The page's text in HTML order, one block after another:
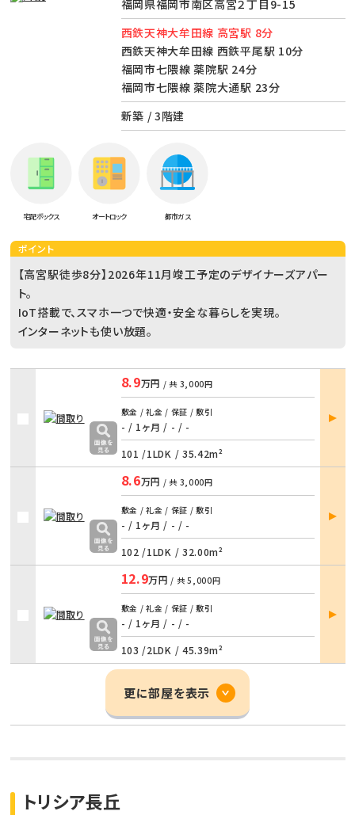
福岡県福岡市南区高宮２丁目9-15
西鉄天神大牟田線 高宮駅 8分
西鉄天神大牟田線 西鉄平尾駅 10分
福岡市七隈線 薬院駅 24分
福岡市七隈線 薬院大通駅 23分
新築 / 3階建
宅配ボックス オートロック 都市ガス
ポイント
【高宮駅徒歩8分】2026年11月竣工予定のデザイナーズアパー
ト。
IoT搭載で、スマホ一つで快適・安全な暮らしを実現。
インターネットも使い放題。
8.9万円 / 共 3,000円
敷金 / 礼金 / 保証 / 敷引
- / 1ヶ月 / - / -
101 /1LDK / 35.42m²
部屋
詳細
8.6万円 / 共 3,000円
敷金 / 礼金 / 保証 / 敷引
- / 1ヶ月 / - / -
102 /1LDK / 32.00m²
部屋
詳細
12.9万円 / 共5,000円
敷金 / 礼金 / 保証 / 敷引
- / 1ヶ月 / - / -
103 /2LDK / 45.39m²
部屋
詳細
更に部屋を表示
トリシア長丘